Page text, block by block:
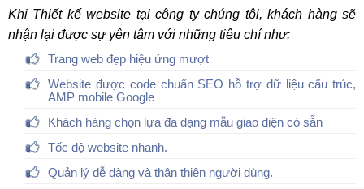
Khi Thiết kế website tại công ty chúng tôi, khách hàng sẽ
nhận lại được sự yên tâm với những tiêu chí như:
Trang web đẹp hiệu ứng mượt
Website được code chuẩn SEO hỗ trợ dữ liệu cấu trúc,
AMP mobile Google
Khách hàng chọn lựa đa dạng mẫu giao diện có sẵn
Tốc độ website nhanh.
Quản lý dễ dàng và thân thiện người dùng.